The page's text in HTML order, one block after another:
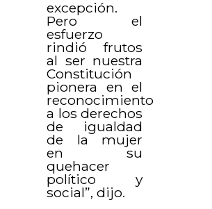
excepción.
Pero el
esfuerzo
rindió frutos
al ser nuestra
Constitución
pionera en el
reconocimiento
a los derechos
de igualdad
de la mujer
en su
quehacer
político y
social”, dijo.